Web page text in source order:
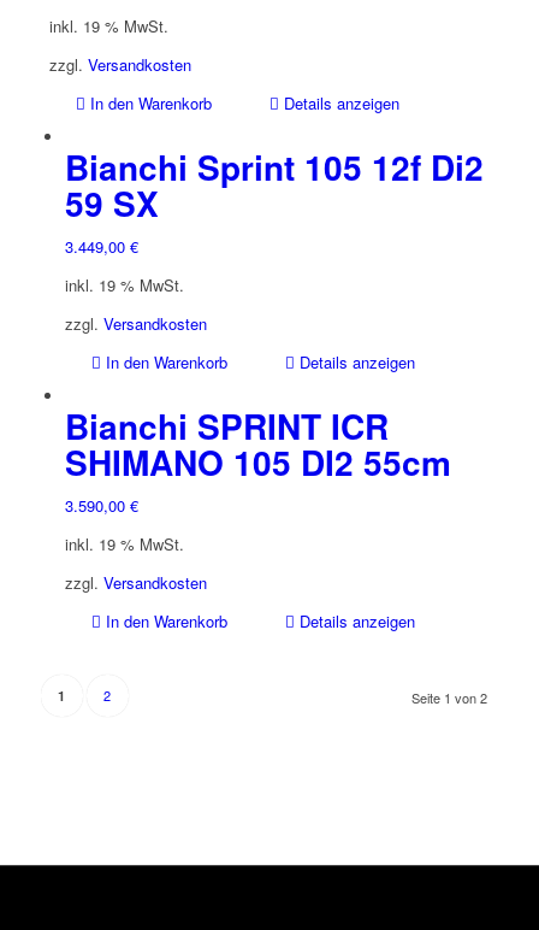
inkl. 19 % MwSt.
zzgl. Versandkosten
In den Warenkorb
Details anzeigen
Bianchi Sprint 105 12f Di2
59 SX
3.449,00 €
inkl. 19 % MwSt.
zzgl. Versandkosten
In den Warenkorb
Details anzeigen
Bianchi SPRINT ICR
SHIMANO 105 DI2 55cm
3.590,00 €
inkl. 19 % MwSt.
zzgl. Versandkosten
In den Warenkorb
Details anzeigen
Seite 1 von 2
1 2